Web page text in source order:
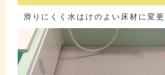
滑りにくく水はけのよい床材に変更